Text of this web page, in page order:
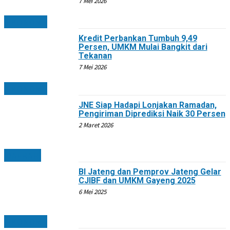
Kredit Perbankan Tumbuh 9,49
Persen, UMKM Mulai Bangkit dari
Tekanan
7 Mei 2026
JNE Siap Hadapi Lonjakan Ramadan,
Pengiriman Diprediksi Naik 30 Persen
2 Maret 2026
BI Jateng dan Pemprov Jateng Gelar
CJIBF dan UMKM Gayeng 2025
6 Mei 2025